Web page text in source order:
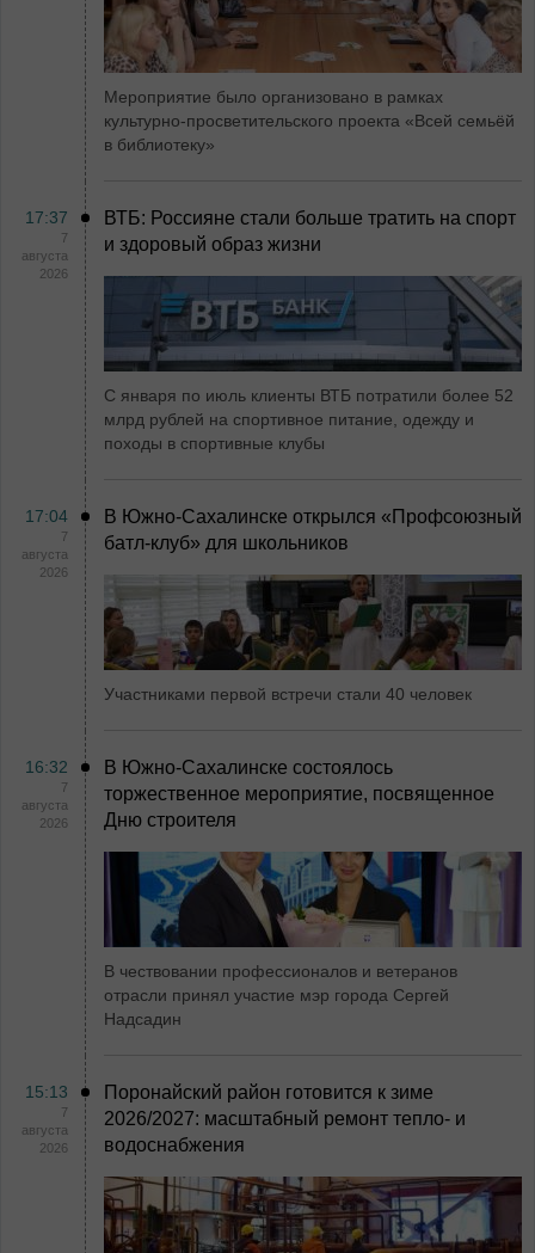
Мероприятие было организовано в рамках
культурно-просветительского проекта «Всей семьёй
в библиотеку»
17:37
7
августа
2026
ВТБ: Россияне стали больше тратить на спорт
и здоровый образ жизни
С января по июль клиенты ВТБ потратили более 52
млрд рублей на спортивное питание, одежду и
походы в спортивные клубы
17:04
7
августа
2026
В Южно-Сахалинске открылся «Профсоюзный
батл-клуб» для школьников
Участниками первой встречи стали 40 человек
16:32
7
августа
2026
В Южно-Сахалинске состоялось
торжественное мероприятие, посвященное
Дню строителя
В чествовании профессионалов и ветеранов
отрасли принял участие мэр города Сергей
Надсадин
15:13
7
августа
2026
Поронайский район готовится к зиме
2026/2027: масштабный ремонт тепло- и
водоснабжения